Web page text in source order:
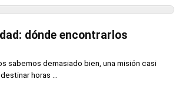
dónde encontrarlos
sabemos demasiado bien, una misión casi
horas ...